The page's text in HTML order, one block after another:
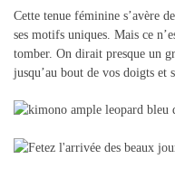
Cette tenue féminine s’avère
ses motifs uniques. Mais ce
tomber. On dirait presque un
jusqu’au bout de vos doigts et